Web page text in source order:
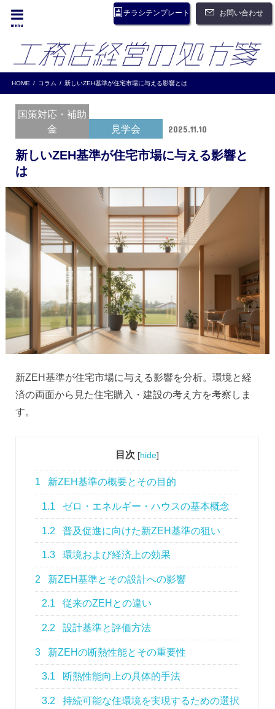
チラシテンプレート お問い合わせ
menu
HOME コラム 新しいZEH基準が住宅市場に与える影響とは
国策対応・補助
金
見学会 2025.11.10
新しいZEH基準が住宅市場に与える影響と
は
新ZEH基準が住宅市場に与える影響を分析。環境と経
済の両面から見た住宅購入・建設の考え方を考察しま
す。
目次 [hide]
1 新ZEH基準の概要とその目的
1.1 ゼロ・エネルギー・ハウスの基本概念
1.2 普及促進に向けた新ZEH基準の狙い
1.3 環境および経済上の効果
2 新ZEH基準とその設計への影響
2.1 従来のZEHとの違い
2.2 設計基準と評価方法
3 新ZEHの断熱性能とその重要性
3.1 断熱性能向上の具体的手法
3.2 持続可能な住環境を実現するための選択